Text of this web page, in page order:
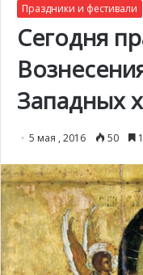
Праздники и фестивали
Сегодня
Западных
5 мая , 2016 50